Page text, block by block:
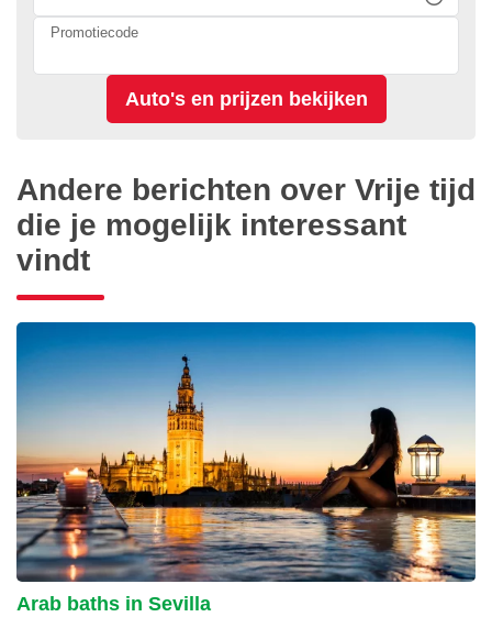
Promotiecode
Andere berichten over Vrije tijd
die je mogelijk interessant
vindt
Arab baths in Sevilla